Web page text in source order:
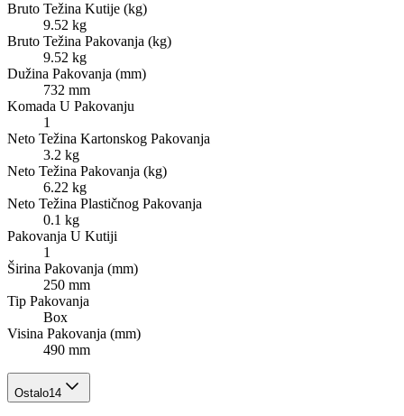
Bruto Težina Kutije (kg)
9.52 kg
Bruto Težina Pakovanja (kg)
9.52 kg
Dužina Pakovanja (mm)
732 mm
Komada U Pakovanju
1
Neto Težina Kartonskog Pakovanja
3.2 kg
Neto Težina Pakovanja (kg)
6.22 kg
Neto Težina Plastičnog Pakovanja
0.1 kg
Pakovanja U Kutiji
1
Širina Pakovanja (mm)
250 mm
Tip Pakovanja
Box
Visina Pakovanja (mm)
490 mm
Ostalo14